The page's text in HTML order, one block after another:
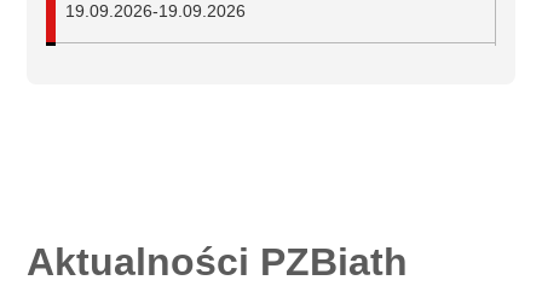
19.09.2026-19.09.2026
Aktualności PZBiath